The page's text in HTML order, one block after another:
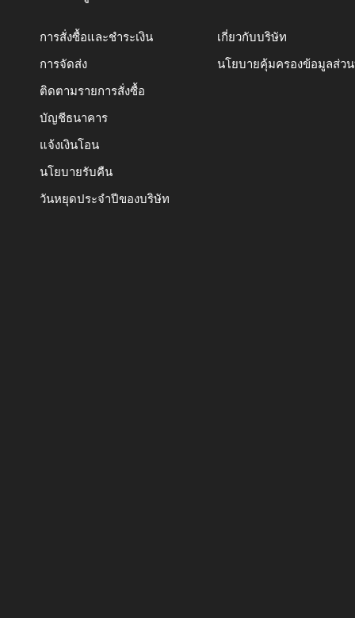
การสั่งซื้อและชำระเงิน
การจัดส่ง
ติดตามรายการสั่งซื้อ
บัญชีธนาคาร
แจ้งเงินโอน
นโยบายรับคืน
วันหยุดประจำปีของบริษัท
เกี่ยวกับบริษัท
นโยบายคุ้มครองข้อมูลส่ว